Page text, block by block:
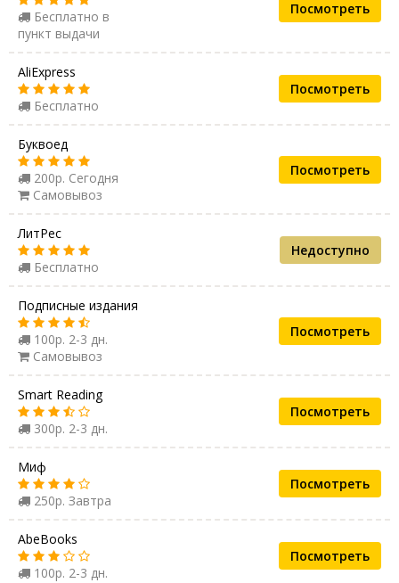
Бесплатно в
пункт выдачи
Посмотреть
AliExpress
Бесплатно
Посмотреть
Буквоед
200р. Сегодня
Самовывоз
Посмотреть
ЛитРес
Бесплатно
Недоступно
Подписные издания
100р. 2-3 дн.
Самовывоз
Посмотреть
Smart Reading
300р. 2-3 дн.
Посмотреть
Миф
250р. Завтра
Посмотреть
AbeBooks
100р. 2-3 дн.
Посмотреть